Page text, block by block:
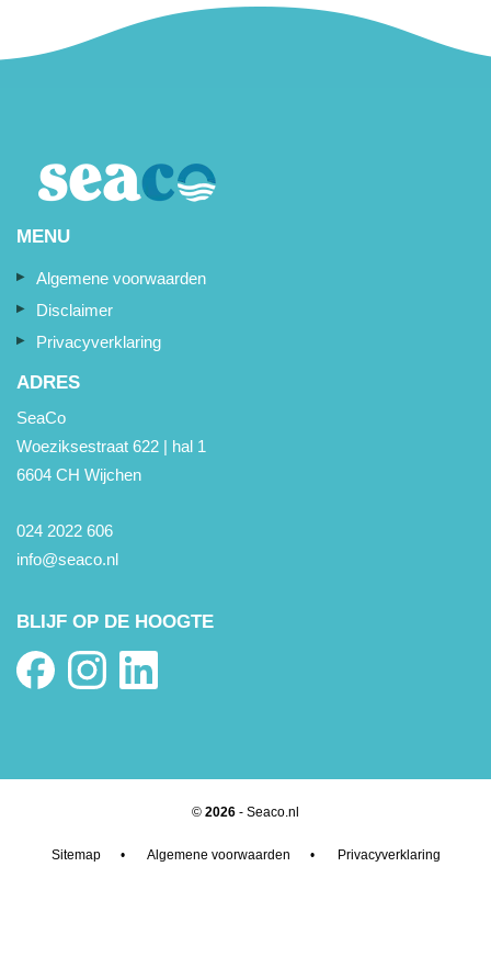
MENU
Algemene voorwaarden
Disclaimer
Privacyverklaring
ADRES
SeaCo
Woeziksestraat 622 | hal 1
6604 CH Wijchen
024 2022 606
info@seaco.nl
BLIJF OP DE HOOGTE
© 2026 - Seaco.nl
Sitemap• Algemene voorwaarden • Privacyverklaring